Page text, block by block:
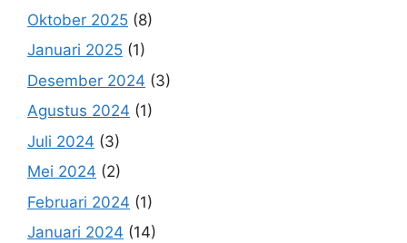
Oktober 2025 (8)
Januari 2025 (1)
Desember 2024 (3)
Agustus 2024 (1)
Juli 2024 (3)
Mei 2024 (2)
Februari 2024 (1)
Januari 2024 (14)